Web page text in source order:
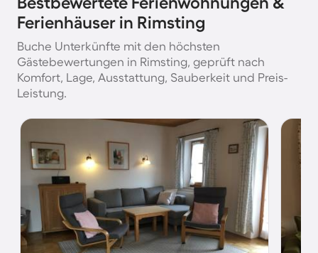
Ferienhäuser in Rimsting
Buche Unterkünfte mit den höchsten
Gästebewertungen in Rimsting, geprüft nach
Komfort, Lage, Ausstattung, Sauberkeit und Preis-
Leistung.